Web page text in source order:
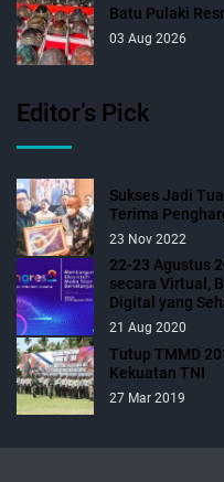
Batu Pulaki
03 Aug 2026
Editor’s Pick
Sukses Jadi
Terima
23 Nov 2022
22-23 Agustus
secara Virtual,
Digital yang
21 Aug 2020
Tutup TMMD
Kekuatan TNI
27 Mar 2019